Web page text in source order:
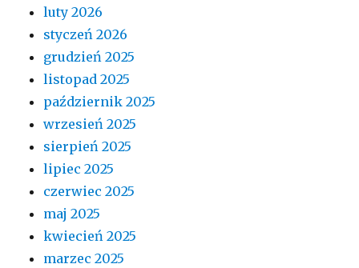
luty 2026
styczeń 2026
grudzień 2025
listopad 2025
październik 2025
wrzesień 2025
sierpień 2025
lipiec 2025
czerwiec 2025
maj 2025
kwiecień 2025
marzec 2025